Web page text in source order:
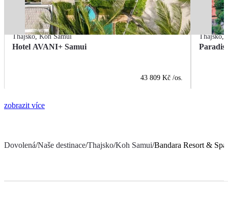
Thajsko,Koh Samui
Hotel AVANI+ Samui
43 809 Kč /os.
Thajsko,
zobrazit více
Dovolená/Naše destinace/Thajsko/Koh Samui/Bandara Resort & Spa